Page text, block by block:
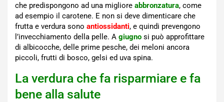
che predispongono ad una migliore abbronzatura, come
ad esempio il carotene. E non si deve dimenticare che
frutta e verdura sono antiossidanti, e quindi prevengono
l’invecchiamento della pelle. A giugno si può approfittare
di albicocche, delle prime pesche, dei meloni ancora
piccoli, frutti di bosco, gelsi ed uva spina.
La verdura che fa risparmiare e fa
bene alla salute